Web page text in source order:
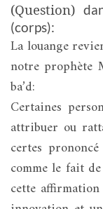
(Question)
(corps):
La louange
notre prophète
ba’d:
Certaines
attribuer ou
certes prononcé
comme le fait
cette